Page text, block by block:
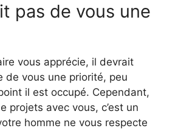
pas de vous une
vous apprécie, il devrait
de vous une priorité, peu
il est occupé. Cependant,
projets avec vous, c’est un
homme ne vous respecte